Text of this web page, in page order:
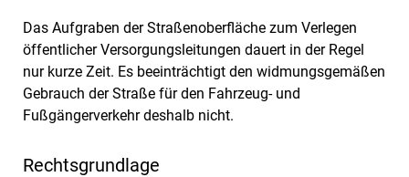
Das Aufgraben der Straßenoberfläche zum Verlegen
öffentlicher Versorgungsleitungen dauert in der Regel
nur kurze Zeit. Es beeinträchtigt den widmungsgemäßen
Gebrauch der Straße für den Fahrzeug- und
Fußgängerverkehr deshalb nicht.
Rechtsgrundlage